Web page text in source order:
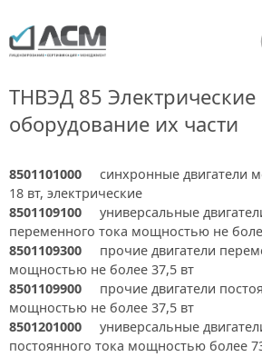
ТНВЭД 85
оборудование их части
8501101000 синхронные двигатели
18 вт, электрические
8501109100 универсальные
переменного тока мощностью не
8501109300 прочие двигатели
мощностью не более 37,5 вт
8501109900 прочие двигатели
мощностью не более 37,5 вт
8501201000 универсальные
постоянного тока мощностью более